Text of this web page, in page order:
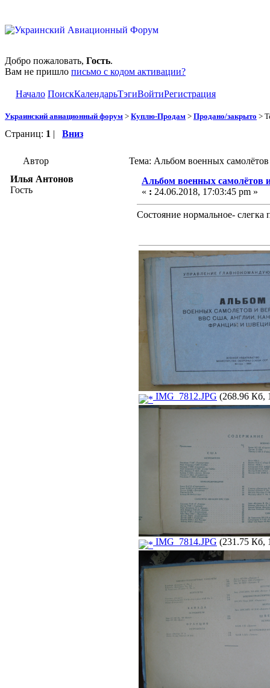
Добро пожаловать, Гость.
Вам не пришло письмо с кодом активации?
Начало ПоискКалендарьТэгиВойтиРегистрация
Украинский авиационный форум > Куплю-Продам > Продано/закрыто >
Страниц: 1 | Вниз
Автор
Тема: Альбом военных
Илья Антонов
Гость
Альбом военных
« : 24.06.2018, 17:03:45 pm »
Состояние нормальное- слегка
IMG_7812.JPG (268.96 Кб,
IMG_7814.JPG (231.75 Кб,